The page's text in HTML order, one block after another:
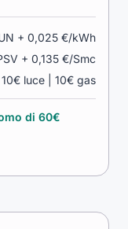
+ 0,025 €/kWh
+ 0,135 €/Smc
10€ luce | 10€ gas
di 60€